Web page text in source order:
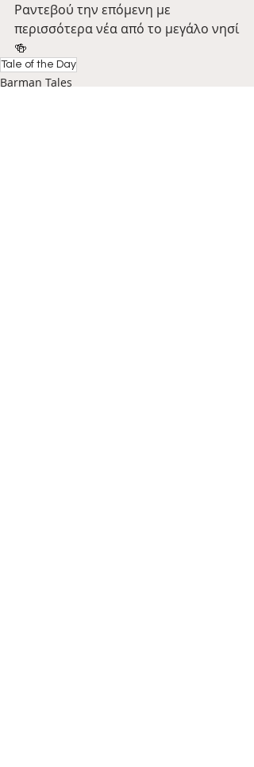
Ραντεβού την επόμενη με
περισσότερα νέα από το μεγάλο νησί
🍻
Tale of the Day
Barman Tales